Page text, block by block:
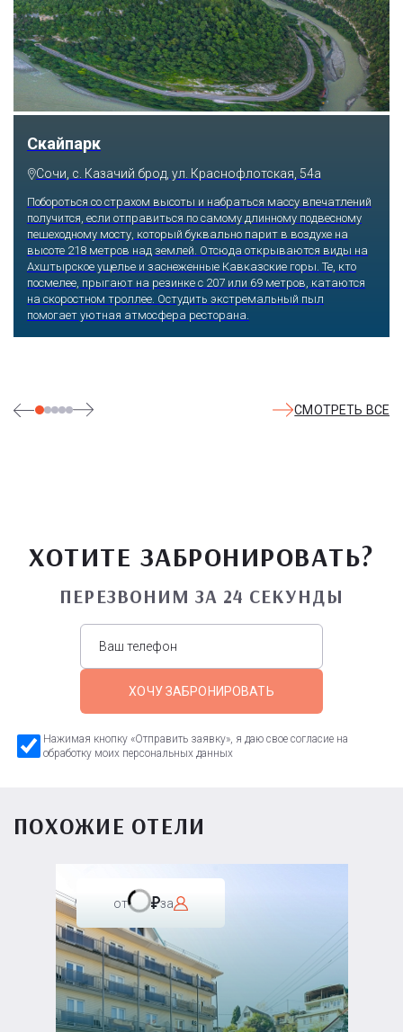
Скайпарк
Сочи, с. Казачий брод, ул. Краснофлотская, 54а
Побороться со страхом высоты и набраться массу впечатлений
получится, если отправиться по самому длинному подвесному
пешеходному мосту, который буквально парит в воздухе на
высоте 218 метров над землей. Отсюда открываются виды на
Ахштырское ущелье и заснеженные Кавказские горы. Те, кто
посмелее, прыгают на резинке с 207 или 69 метров, катаются
на скоростном троллее. Остудить экстремальный пыл
помогает уютная атмосфера ресторана.
СМОТРЕТЬ ВСЕ
ХОТИТЕ ЗАБРОНИРОВАТЬ?
ПЕРЕЗВОНИМ ЗА 24 СЕКУНДЫ
ХОЧУ ЗАБРОНИРОВАТЬ
Нажимая кнопку «Отправить заявку», я даю свое согласие на
обработку моих персональных данных
ПОХОЖИЕ ОТЕЛИ
от за